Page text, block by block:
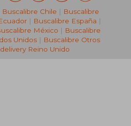
Buscalibre Chile | Buscalibre
| Buscalibre España |
México | Buscalibre
Unidos| Buscalibre Otros
Reino Unido